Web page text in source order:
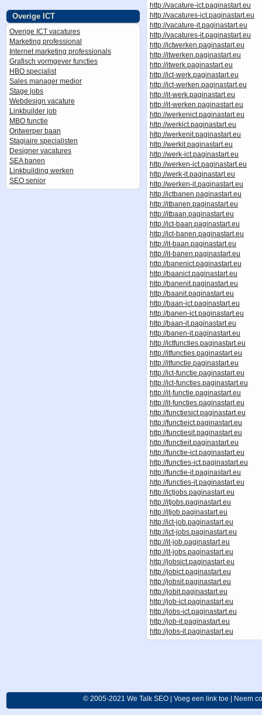
Overige ICT
Overige ICT vacatures
Marketing professional
Internet marketing professionals
Grafisch vormgever functies
HBO specialist
Sales manager medior
Stage jobs
Webdesign vacature
Linkbuilder job
MBO functie
Ontwerper baan
Stagiaire specialisten
Designer vacatures
SEA banen
Linkbuilding werken
SEO senior
http://vacature-ict.paginastart.eu
http://vacatures-ict.paginastart.eu
http://vacature-it.paginastart.eu
http://vacatures-it.paginastart.eu
http://ictwerken.paginastart.eu
http://itwerken.paginastart.eu
http://itwerk.paginastart.eu
http://ict-werk.paginastart.eu
http://ict-werken.paginastart.eu
http://it-werk.paginastart.eu
http://it-werken.paginastart.eu
http://werkenict.paginastart.eu
http://werkict.paginastart.eu
http://werkenit.paginastart.eu
http://werkit.paginastart.eu
http://werk-ict.paginastart.eu
http://werken-ict.paginastart.eu
http://werk-it.paginastart.eu
http://werken-it.paginastart.eu
http://ictbanen.paginastart.eu
http://itbanen.paginastart.eu
http://itbaan.paginastart.eu
http://ict-baan.paginastart.eu
http://ict-banen.paginastart.eu
http://it-baan.paginastart.eu
http://it-banen.paginastart.eu
http://banenict.paginastart.eu
http://baanict.paginastart.eu
http://banenit.paginastart.eu
http://baanit.paginastart.eu
http://baan-ict.paginastart.eu
http://banen-ict.paginastart.eu
http://baan-it.paginastart.eu
http://banen-it.paginastart.eu
http://ictfuncties.paginastart.eu
http://itfuncties.paginastart.eu
http://itfunctie.paginastart.eu
http://ict-functie.paginastart.eu
http://ict-functies.paginastart.eu
http://it-functie.paginastart.eu
http://it-functies.paginastart.eu
http://functiesict.paginastart.eu
http://functieict.paginastart.eu
http://functiesit.paginastart.eu
http://functieit.paginastart.eu
http://functie-ict.paginastart.eu
http://functies-ict.paginastart.eu
http://functie-it.paginastart.eu
http://functies-it.paginastart.eu
http://ictjobs.paginastart.eu
http://itjobs.paginastart.eu
http://itjob.paginastart.eu
http://ict-job.paginastart.eu
http://ict-jobs.paginastart.eu
http://it-job.paginastart.eu
http://it-jobs.paginastart.eu
http://jobsict.paginastart.eu
http://jobict.paginastart.eu
http://jobsit.paginastart.eu
http://jobit.paginastart.eu
http://job-ict.paginastart.eu
http://jobs-ict.paginastart.eu
http://job-it.paginastart.eu
http://jobs-it.paginastart.eu
© 2005-2021We Talk SEO |Voeg een link toe Neem